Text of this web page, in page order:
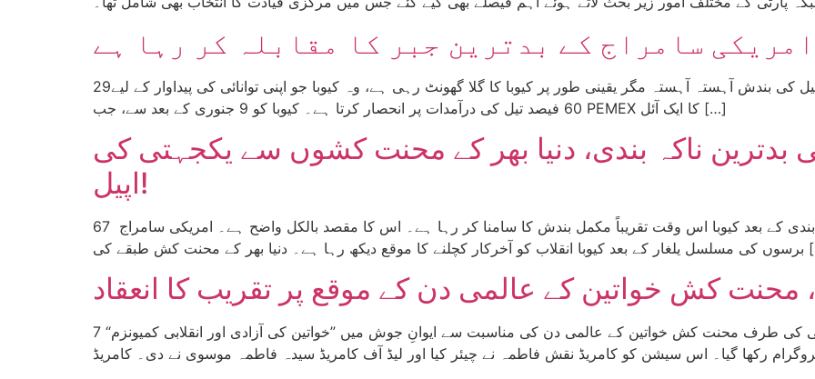
سامراج کے بدترین جبر کا مقابلہ کر رہا ہے
29جنوری کو ڈونلڈ ٹرمپ کی جانب سے نافذ کی گئی تیل کی بندش آہستہ آہستہ مگر یقینی طور پر کیوبا کا گلا گھونٹ رہی ہے، وہ کیوبا جو اپنی توانائی کی پیداوار کے لیے
60 فیصد تیل کی درآمدات پر انحصار کرتا ہے۔ کیوبا کو 9 جنوری کے بعد سے، جب PEMEX کا ایک آئل […]
بدترین ناکہ بندی، دنیا بھر کے محنت کشوں سے یکجہتی کی
اپیل!
ٹرمپ کی طرف سے مسلط شدہ تیل کی ناکہ بندی کے بعد کیوبا اس وقت تقریباً مکمل بندش کا سامنا کر رہا ہے۔ اس کا مقصد بالکل واضح ہے۔ امریکی سامراج 67
کش طبقے کی […]
7 مارچ کو کراچی میں انقلابی کمیونسٹ پارٹی، کراچی کی طرف محنت کش خواتین کے عالمی دن کی مناسبت سے ایوانِ جوش میں ”خواتین کی آزادی اور انقلابی کمیونزم“